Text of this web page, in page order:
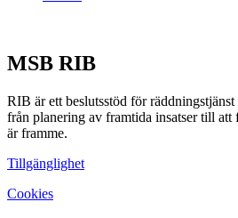
MSB RIB
RIB är ett beslutsstöd för räddningstjänst
från planering av framtida insatser till att
är framme.
Tillgänglighet
Cookies